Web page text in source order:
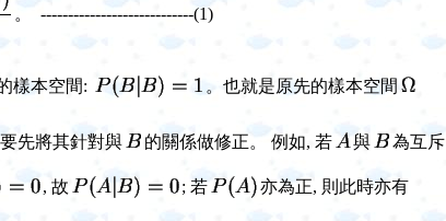
。 ----------------------------(1)
樣本空間: 。也就是原先的樣本空間
先將其針對與 的關係做修正。 例如, 若 與 為互斥
, 故 ; 若 亦為正, 則此時亦有